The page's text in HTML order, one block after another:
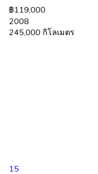
฿119,000
2008
245,000 กิโลเมตร
15